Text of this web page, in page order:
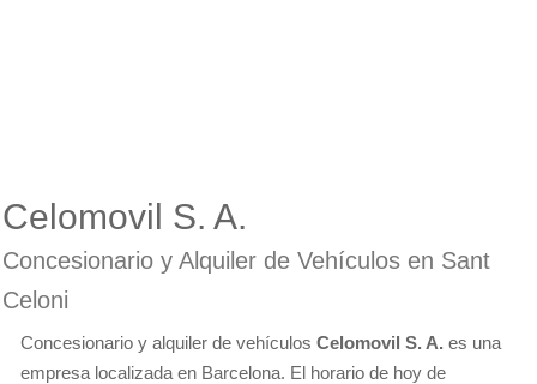
Celomovil S. A.
Concesionario y Alquiler de Vehículos en Sant
Celoni
Concesionario y alquiler de vehículos Celomovil S. A. es una
empresa localizada en Barcelona. El horario de hoy de